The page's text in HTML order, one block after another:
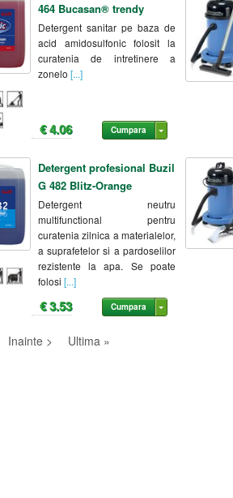
464 Bucasan® trendy
Detergent sanitar pe baza de
acid amidosulfonic folosit la
curatenia de intretinere a
zonelo [...]
€ 4.06 Cumpara
Detergent profesional Buzil
G 482 Blitz-Orange
Detergent neutru
multifunctional pentru
curatenia zilnica a materialelor,
a suprafetelor si a pardoselilor
rezistente la apa. Se poate
folosi [...]
€ 3.53 Cumpara
Inainte > Ultima »